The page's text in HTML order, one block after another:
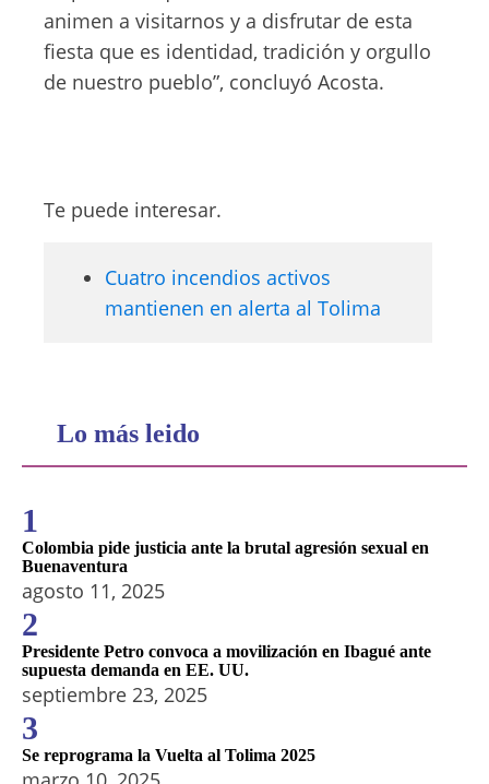
animen a visitarnos y a disfrutar de esta
fiesta que es identidad, tradición y orgullo
de nuestro pueblo”, concluyó Acosta.
Te puede interesar.
Cuatro incendios activos
mantienen en alerta al Tolima
Lo más leido
1
Colombia pide justicia ante la brutal agresión sexual en
Buenaventura
agosto 11, 2025
2
Presidente Petro convoca a movilización en Ibagué ante
supuesta demanda en EE. UU.
septiembre 23, 2025
3
Se reprograma la Vuelta al Tolima 2025